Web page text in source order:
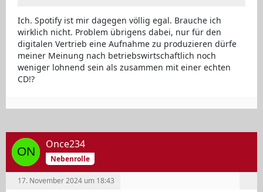
Ich. Spotify ist mir dagegen völlig egal. Brauche ich
wirklich nicht. Problem übrigens dabei, nur für den
digitalen Vertrieb eine Aufnahme zu produzieren dürfe
meiner Meinung nach betriebswirtschaftlich noch
weniger lohnend sein als zusammen mit einer echten
CD!?
Once234
Nebenrolle
17. November 2024 um 18:43